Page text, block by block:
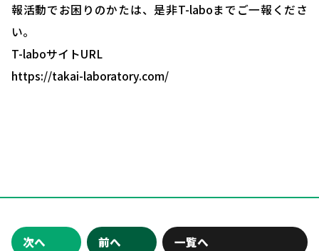
報活動でお困りのかたは、是非T-laboまでご一報くださ
い。
T-laboサイトURL
https://takai-laboratory.com/
次へ 前へ 一覧へ